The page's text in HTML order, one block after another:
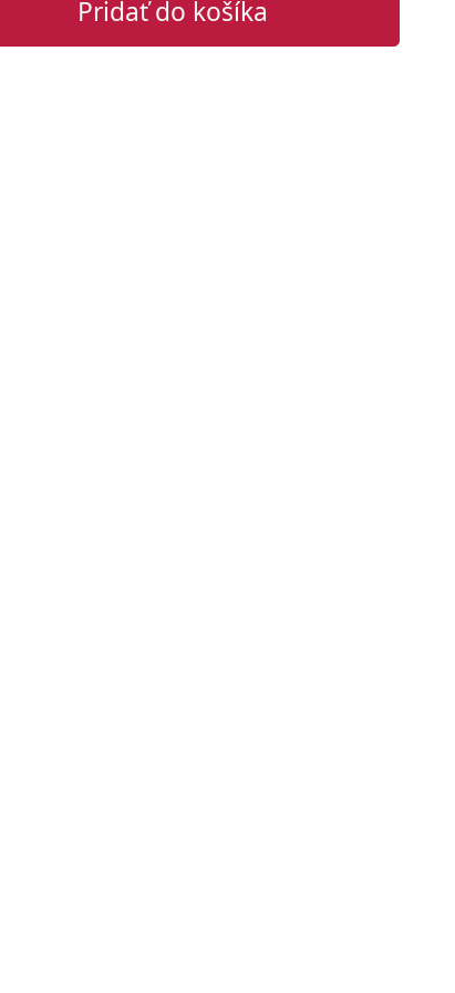
Pridať do košíka